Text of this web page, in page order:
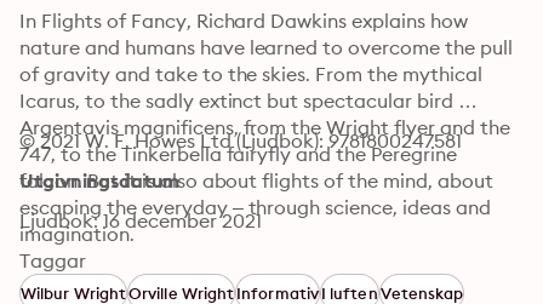
In Flights of Fancy, Richard Dawkins explains how
nature and humans have learned to overcome the pull
of gravity and take to the skies. From the mythical
Icarus, to the sadly extinct but spectacular bird
Argentavis magnificens, from the Wright flyer and the
747, to the Tinkerbella fairyfly and the Peregrine
falcon. But it is also about flights of the mind, about
escaping the everyday – through science, ideas and
imagination.
© 2021 W. F. Howes Ltd (Ljudbok): 9781800247581
Utgivningsdatum
Ljudbok: 16 december 2021
Taggar
Wilbur WrightOrville WrightInformativI luftenVetenskap